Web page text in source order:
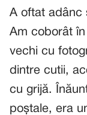
A oftat adânc
Am coborât
vechi cu
dintre cutii,
cu grijă.
poștale, era